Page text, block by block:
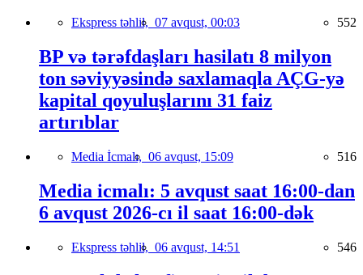
Ekspress təhlil, 07 avqust, 00:03 552
BP və tərəfdaşları hasilatı 8 milyon
ton səviyyəsində saxlamaqla AÇG-yə
kapital qoyuluşlarını 31 faiz
artırıblar
Media İcmalı, 06 avqust, 15:09 516
Media icmalı: 5 avqust saat 16:00-dan
6 avqust 2026-cı il saat 16:00-dək
Ekspress təhlil, 06 avqust, 14:51 546